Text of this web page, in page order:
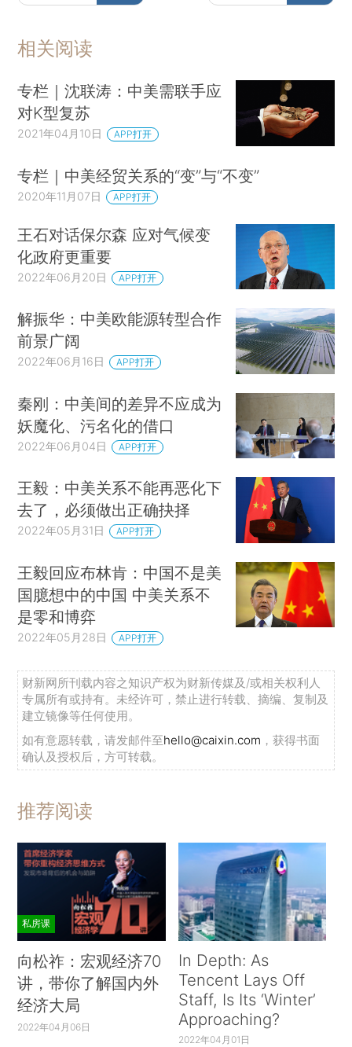
相关阅读
专栏｜沈联涛：中美需联手应
对K型复苏
2021年04月10日 APP打开
专栏｜中美经贸关系的“变”与“不变”
2020年11月07日 APP打开
王石对话保尔森 应对气候变
化政府更重要
2022年06月20日 APP打开
解振华：中美欧能源转型合作
前景广阔
2022年06月16日 APP打开
秦刚：中美间的差异不应成为
妖魔化、污名化的借口
2022年06月04日 APP打开
王毅：中美关系不能再恶化下
去了，必须做出正确抉择
2022年05月31日 APP打开
王毅回应布林肯：中国不是美
国臆想中的中国 中美关系不
是零和博弈
2022年05月28日 APP打开
财新网所刊载内容之知识产权为财新传媒及/或相关权利人
专属所有或持有。未经许可，禁止进行转载、摘编、复制及
建立镜像等任何使用。
如有意愿转载，请发邮件至hello@caixin.com ，获得书面
确认及授权后，方可转载。
推荐阅读
私房课
向松祚：宏观经济70
讲，带你了解国内外
经济大局
2022年04月06日
In Depth: As
Tencent Lays Off
Staff, Is Its ‘Winter’
Approaching?
2022年04月01日